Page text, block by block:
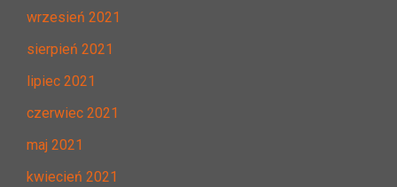
wrzesień 2021
sierpień 2021
lipiec 2021
czerwiec 2021
maj 2021
kwiecień 2021